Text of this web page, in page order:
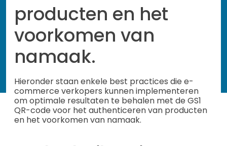
producten en het
voorkomen van
namaak.
Hieronder staan enkele best practices die e-
commerce verkopers kunnen implementeren
om optimale resultaten te behalen met de GS1
QR-code voor het authenticeren van producten
en het voorkomen van namaak.